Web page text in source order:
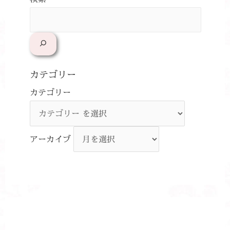
カテゴリー
カテゴリー
アーカイブ